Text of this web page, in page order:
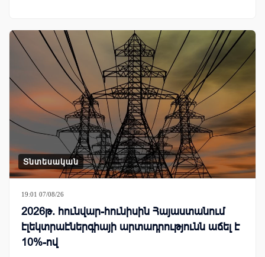
Տնտեսական
19:01 07/08/26
2026թ. հունվար-հունիսին Հայաստանում
էլեկտրաէներգիայի արտադրությունն աճել է
10%-ով